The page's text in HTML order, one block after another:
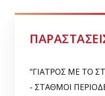
"ΓΙΑΤΡΟΣ ΜΕ ΤΟ
- ΣΤΑΘΜΟΙ